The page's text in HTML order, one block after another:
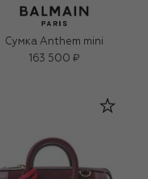
Сумка Anthem mini
163 500 ₽